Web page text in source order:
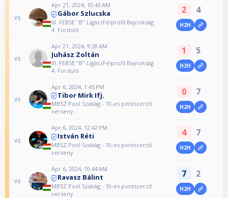
vs
Apr 21, 2024, 10:43 AM
Gábor Szlucska
III. FEBSE "B" Ligás (Félprofi) Bajnokság
4. Forduló
2 4
H2H
vs
Apr 21, 2024, 9:28 AM
Juhász Zoltán
III. FEBSE "B" Ligás (Félprofi) Bajnokság
4. Forduló
1 5
H2H
vs
Apr 6, 2024, 1:45 PM
Tibor Mirk Ifj.
MBSZ Pool Szakág - 10-es pontszerző
verseny
0 7
H2H
vs
Apr 6, 2024, 12:42 PM
István Réti
MBSZ Pool Szakág - 10-es pontszerző
verseny
4 7
H2H
vs
Apr 6, 2024, 10:44 AM
Ravasz Bálint
MBSZ Pool Szakág - 10-es pontszerző
verseny
7 2
H2H